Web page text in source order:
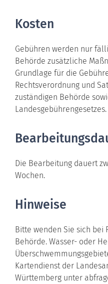
Kosten
Gebühren werden nur
Behörde zusätzliche
Grundlage für die
Rechtsverordnung und
zuständigen Behörde
Landesgebührengesetzes.
Die Bearbeitung dauert
Wochen.
Hinweise
Bitte wenden Sie sich bei
Behörde. Wasser- oder
Kartendienst der
Württemberg unter